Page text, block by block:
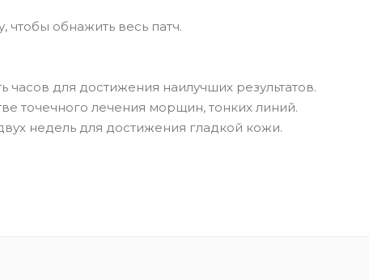
обнажить весь патч.
для достижения наилучших результатов.
точечного лечения морщин, тонких линий.
недель для достижения гладкой кожи.